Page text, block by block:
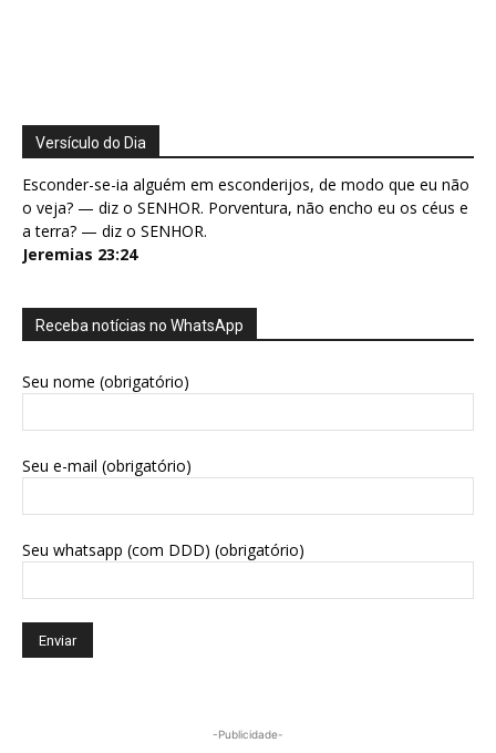
Versículo do Dia
Esconder-se-ia alguém em esconderijos, de modo que eu não
o veja? — diz o SENHOR. Porventura, não encho eu os céus e
a terra? — diz o SENHOR.
Jeremias 23:24
Receba notícias no WhatsApp
Seu nome (obrigatório)
Seu e-mail (obrigatório)
Seu whatsapp (com DDD) (obrigatório)
-Publicidade-